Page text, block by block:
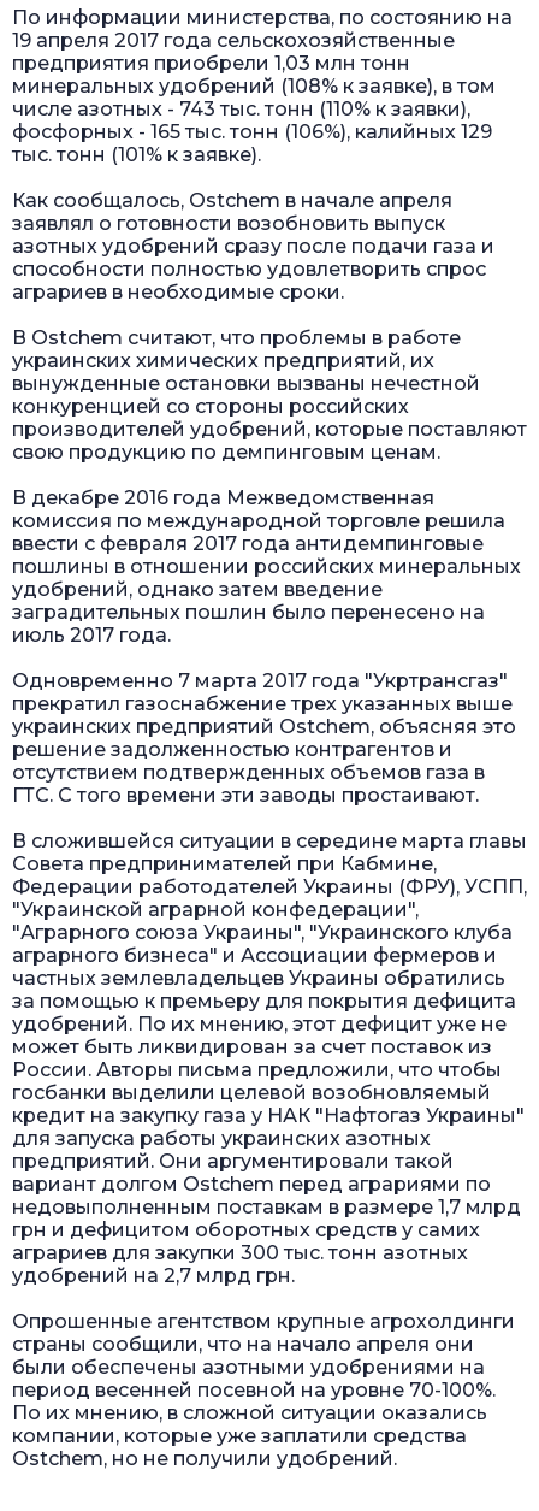
По информации министерства, по состоянию на
19 апреля 2017 года сельскохозяйственные
предприятия приобрели 1,03 млн тонн
минеральных удобрений (108% к заявке), в том
числе азотных - 743 тыс. тонн (110% к заявки),
фосфорных - 165 тыс. тонн (106%), калийных 129
тыс. тонн (101% к заявке).
Как сообщалось, Ostchem в начале апреля
заявлял о готовности возобновить выпуск
азотных удобрений сразу после подачи газа и
способности полностью удовлетворить спрос
аграриев в необходимые сроки.
В Ostchem считают, что проблемы в работе
украинских химических предприятий, их
вынужденные остановки вызваны нечестной
конкуренцией со стороны российских
производителей удобрений, которые поставляют
свою продукцию по демпинговым ценам.
В декабре 2016 года Межведомственная
комиссия по международной торговле решила
ввести с февраля 2017 года антидемпинговые
пошлины в отношении российских минеральных
удобрений, однако затем введение
заградительных пошлин было перенесено на
июль 2017 года.
Одновременно 7 марта 2017 года "Укртрансгаз"
прекратил газоснабжение трех указанных выше
украинских предприятий Ostchem, объясняя это
решение задолженностью контрагентов и
отсутствием подтвержденных объемов газа в
ГТС. С того времени эти заводы простаивают.
В сложившейся ситуации в середине марта главы
Совета предпринимателей при Кабмине,
Федерации работодателей Украины (ФРУ), УСПП,
"Украинской аграрной конфедерации",
"Аграрного союза Украины", "Украинского клуба
аграрного бизнеса" и Ассоциации фермеров и
частных землевладельцев Украины обратились
за помощью к премьеру для покрытия дефицита
удобрений. По их мнению, этот дефицит уже не
может быть ликвидирован за счет поставок из
России. Авторы письма предложили, что чтобы
госбанки выделили целевой возобновляемый
кредит на закупку газа у НАК "Нафтогаз Украины"
для запуска работы украинских азотных
предприятий. Они аргументировали такой
вариант долгом Ostchem перед аграриями по
недовыполненным поставкам в размере 1,7 млрд
грн и дефицитом оборотных средств у самих
аграриев для закупки 300 тыс. тонн азотных
удобрений на 2,7 млрд грн.
Опрошенные агентством крупные агрохолдинги
страны сообщили, что на начало апреля они
были обеспечены азотными удобрениями на
период весенней посевной на уровне 70-100%.
По их мнению, в сложной ситуации оказались
компании, которые уже заплатили средства
Ostchem, но не получили удобрений.